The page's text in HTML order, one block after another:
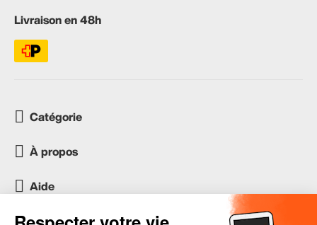
Livraison en 48h
Catégorie
À propos
Aide
Service client